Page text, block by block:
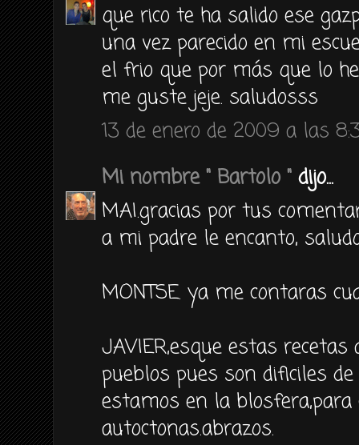
que rico te ha salido ese
una vez parecido en mi
el frio que por más que lo
me guste jeje. saludosss
13 de enero de 2009 a las
Mi nombre " Bartolo " dijo...
MAI.gracias por tus
a mi padre le encanto,
MONTSE. ya me contaras
JAVIER,esque estas
pueblos pues son dificiles de
estamos en la blosfera,para
autoctonas.abrazos.